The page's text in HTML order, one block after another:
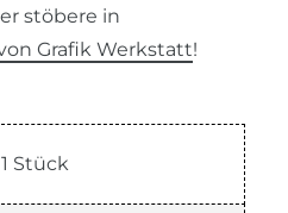
stöbere in
Grafik Werkstatt!
1 Stück